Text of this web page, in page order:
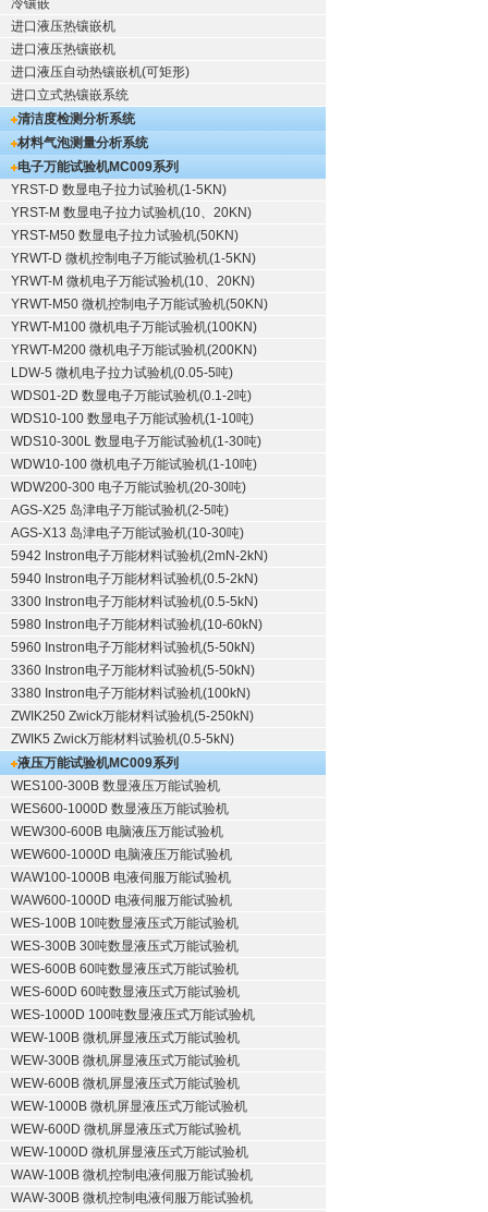
冷镶嵌
进口液压热镶嵌机
进口液压热镶嵌机
进口液压自动热镶嵌机(可矩形)
进口立式热镶嵌系统
清洁度检测分析系统
材料气泡测量分析系统
电子万能试验机MC009系列
YRST-D 数显电子拉力试验机(1-5KN)
YRST-M 数显电子拉力试验机(10、20KN)
YRST-M50 数显电子拉力试验机(50KN)
YRWT-D 微机控制电子万能试验机(1-5KN)
YRWT-M 微机电子万能试验机(10、20KN)
YRWT-M50 微机控制电子万能试验机(50KN)
YRWT-M100 微机电子万能试验机(100KN)
YRWT-M200 微机电子万能试验机(200KN)
LDW-5 微机电子拉力试验机(0.05-5吨)
WDS01-2D 数显电子万能试验机(0.1-2吨)
WDS10-100 数显电子万能试验机(1-10吨)
WDS10-300L 数显电子万能试验机(1-30吨)
WDW10-100 微机电子万能试验机(1-10吨)
WDW200-300 电子万能试验机(20-30吨)
AGS-X25 岛津电子万能试验机(2-5吨)
AGS-X13 岛津电子万能试验机(10-30吨)
5942 Instron电子万能材料试验机(2mN-2kN)
5940 Instron电子万能材料试验机(0.5-2kN)
3300 Instron电子万能材料试验机(0.5-5kN)
5980 Instron电子万能材料试验机(10-60kN)
5960 Instron电子万能材料试验机(5-50kN)
3360 Instron电子万能材料试验机(5-50kN)
3380 Instron电子万能材料试验机(100kN)
ZWIK250 Zwick万能材料试验机(5-250kN)
ZWIK5 Zwick万能材料试验机(0.5-5kN)
液压万能试验机MC009系列
WES100-300B 数显液压万能试验机
WES600-1000D 数显液压万能试验机
WEW300-600B 电脑液压万能试验机
WEW600-1000D 电脑液压万能试验机
WAW100-1000B 电液伺服万能试验机
WAW600-1000D 电液伺服万能试验机
WES-100B 10吨数显液压式万能试验机
WES-300B 30吨数显液压式万能试验机
WES-600B 60吨数显液压式万能试验机
WES-600D 60吨数显液压式万能试验机
WES-1000D 100吨数显液压式万能试验机
WEW-100B 微机屏显液压式万能试验机
WEW-300B 微机屏显液压式万能试验机
WEW-600B 微机屏显液压式万能试验机
WEW-1000B 微机屏显液压式万能试验机
WEW-600D 微机屏显液压式万能试验机
WEW-1000D 微机屏显液压式万能试验机
WAW-100B 微机控制电液伺服万能试验机
WAW-300B 微机控制电液伺服万能试验机